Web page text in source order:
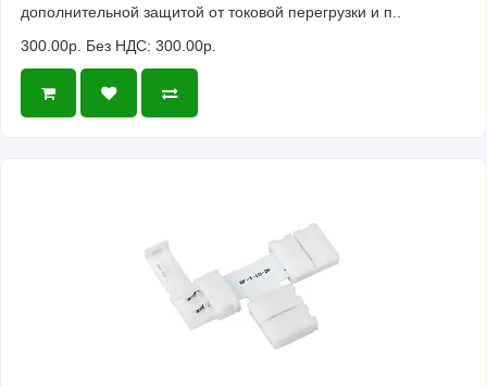
дополнительной защитой от токовой перегрузки и п..
300.00р. Без НДС: 300.00р.